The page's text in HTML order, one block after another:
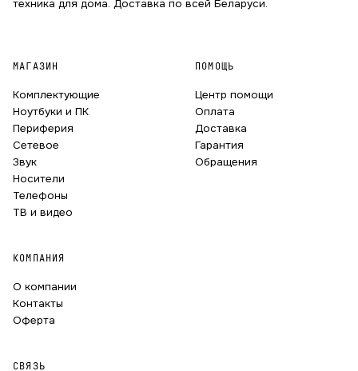
техника для дома. Доставка по всей Беларуси.
МАГАЗИН
Комплектующие
Ноутбуки и ПК
Периферия
Сетевое
Звук
Носители
Телефоны
ТВ и видео
ПОМОЩЬ
Центр помощи
Оплата
Доставка
Гарантия
Обращения
КОМПАНИЯ
О компании
Контакты
Оферта
СВЯЗЬ